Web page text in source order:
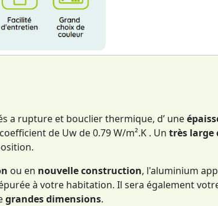
a rupture et bouclier thermique, d’ une
de Uw de 0.79 W/m².K . Un très large
ou en nouvelle construction, l'aluminium
à votre habitation. Il sera également
grandes dimensions.